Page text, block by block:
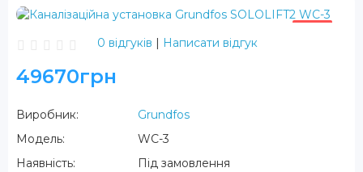
0 відгуків Написати відгук
49670грн
Виробник:
Grundfos
Модель:
WC-3
Наявність:
Під замовлення